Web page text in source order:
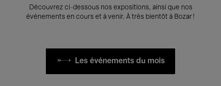
Découvrez ci-dessous nos expositions, ainsi que nos
événements en cours et à venir. À très bientôt à Bozar !
Les événements du mois